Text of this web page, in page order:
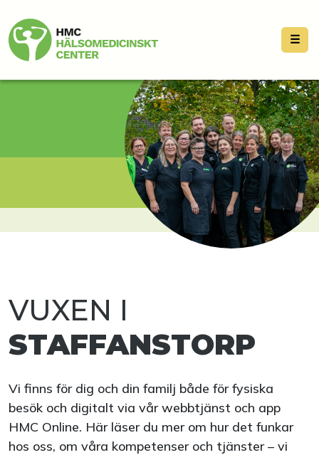
☰
VUXEN I
STAFFANSTORP
Vi finns för dig och din familj både för fysiska
besök och digitalt via vår webbtjänst och app
HMC Online. Här läser du mer om hur det funkar
hos oss, om våra kompetenser och tjänster – vi